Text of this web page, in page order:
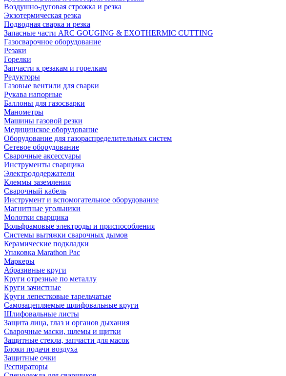
Воздушно-дуговая строжка и резка
Экзотермическая резка
Подводная сварка и резка
Запасные части ARC GOUGING & EXOTHERMIC CUTTING
Газосварочное оборудование
Резаки
Горелки
Запчасти к резакам и горелкам
Редукторы
Газовые вентили для сварки
Рукава напорные
Баллоны для газосварки
Манометры
Машины газовой резки
Медицинское оборудование
Оборудование для газораспределительных систем
Сетевое оборудование
Сварочные аксессуары
Инструменты сварщика
Электрододержатели
Клеммы заземления
Сварочный кабель
Инструмент и вспомогательное оборудование
Магнитные угольники
Молотки сварщика
Вольфрамовые электроды и приспособления
Системы вытяжки сварочных дымов
Керамические подкладки
Упаковка Marathon Pac
Маркеры
Абразивные круги
Круги отрезные по металлу
Круги зачистные
Круги лепестковые тарельчатые
Самозацепляемые шлифовальные круги
Шлифовальные листы
Защита лица, глаз и органов дыхания
Сварочные маски, шлемы и щитки
Защитные стекла, запчасти для масок
Блоки подачи воздуха
Защитные очки
Респираторы